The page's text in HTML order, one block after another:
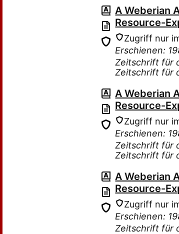
A Weberian
Resource-
Zugriff nur
Erschienen:
Zeitschrift für
Zeitschrift für
A Weberian
Resource-
Zugriff nur
Erschienen:
Zeitschrift für
Zeitschrift für
A Weberian
Resource-
Zugriff nur
Erschienen:
Zeitschrift für